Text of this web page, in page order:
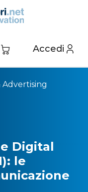
Accedi
Digital
le